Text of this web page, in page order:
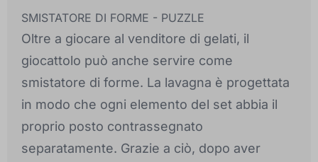
SMISTATORE DI FORME - PUZZLE
Oltre a giocare al venditore di gelati, il
giocattolo può anche servire come
smistatore di forme. La lavagna è progettata
in modo che ogni elemento del set abbia il
proprio posto contrassegnato
separatamente. Grazie a ciò, dopo aver